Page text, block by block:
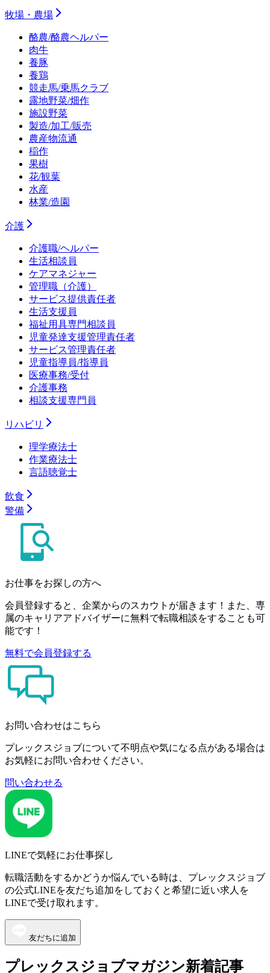
牧場・農場
酪農/酪農ヘルパー
肉牛
養豚
養鶏
競走馬/乗馬クラブ
露地野菜/畑作
施設野菜
製造/加工/販売
農産物流通
稲作
果樹
花/観葉
水産
林業/造園
介護
介護職/ヘルパー
生活相談員
ケアマネジャー
管理職（介護）
サービス提供責任者
生活支援員
福祉用具専門相談員
児童発達支援管理責任者
サービス管理責任者
児童指導員/指導員
医療事務/受付
介護事務
相談支援専門員
リハビリ
理学療法士
作業療法士
言語聴覚士
飲食
警備
お仕事をお探しの方へ
会員登録すると、企業からのスカウトが届きます！また、専
属のキャリアアドバイザーに無料で転職相談をすることも可
能です！
無料で会員登録する
お問い合わせはこちら
プレックスジョブについて不明点や気になる点がある場合は
お気軽にお問い合わせください。
問い合わせる
LINEで気軽にお仕事探し
転職活動をするかどうか悩んでいる時は、プレックスジョブ
の公式LINEを友だち追加をしておくと希望に近い求人を
LINEで受け取れます。
友だちに追加
プレックスジョブマガジン新着記事